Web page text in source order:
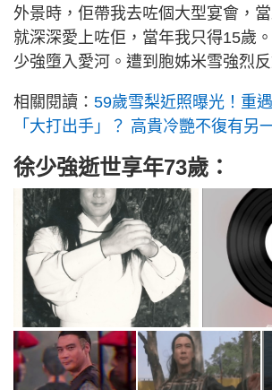
外景時，佢帶我去咗個大型宴會，
就深深愛上咗佢，當年我只得15歲
少強墮入愛河。遭到胞姊米雪強烈反
相關閱讀： 59歲雪梨近照曝光！重
「大打出手」？ 高貴冷艷不復有另
徐少強逝世享年73歲：